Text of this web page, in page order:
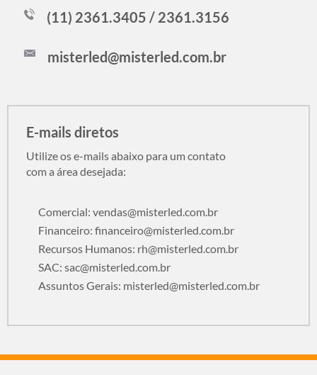
(11) 2361.3405 / 2361.3156
misterled@misterled.com.br
E-mails diretos
Utilize os e-mails abaixo para um contato
com a área desejada:
Comercial: vendas@misterled.com.br
Financeiro: financeiro@misterled.com.br
Recursos Humanos: rh@misterled.com.br
SAC: sac@misterled.com.br
Assuntos Gerais: misterled@misterled.com.br